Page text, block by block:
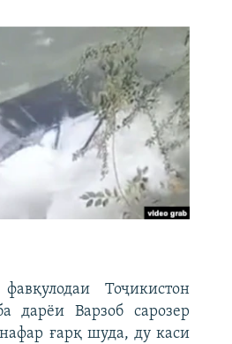
Тоҷикистон
дарёи Варзоб сарозер
ғарқ шуда, ду каси